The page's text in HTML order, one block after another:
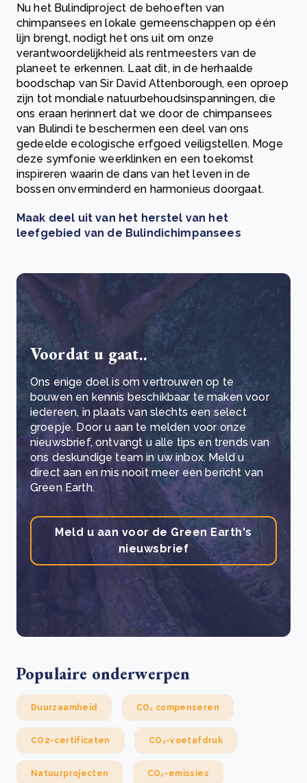
Nu het Bulindiproject de behoeften van
chimpansees en lokale gemeenschappen op één
lijn brengt, nodigt het ons uit om onze
verantwoordelijkheid als rentmeesters van de
planeet te erkennen. Laat dit, in de herhaalde
boodschap van Sir David Attenborough, een oproep
zijn tot mondiale natuurbehoudsinspanningen, die
ons eraan herinnert dat we door de chimpansees
van Bulindi te beschermen een deel van ons
gedeelde ecologische erfgoed veiligstellen. Moge
deze symfonie weerklinken en een toekomst
inspireren waarin de dans van het leven in de
bossen onverminderd en harmonieus doorgaat.
Maak deel uit van het herstel van het
leefgebied van de Bulindichimpansees
Voordat u gaat..
Ons enige doel is om vertrouwen op te
bouwen en kennis beschikbaar te maken voor
iedereen, in plaats van slechts een select
groepje. Door u aan te melden voor onze
nieuwsbrief, ontvangt u alle tips en trends van
ons deskundige team in uw inbox. Meld u
direct aan en mis nooit meer een bericht van
Green Earth.
Meld u aan voor de Green Earth's
nieuwsbrief
Populaire onderwerpen
Duurzaamheid CO₂ compenseren
CO2-certificaten CO₂-voetafdruk
Natuurprojecten CO₂-emissies